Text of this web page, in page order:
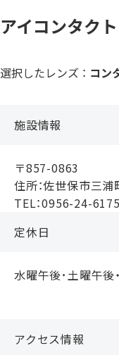
アイコンタク
選択したレンズ ： コン
施設情報
〒857-0863
住所：佐世保市三
TEL：0956-24-6175
定休日
水曜午後･土曜午後
アクセス情報